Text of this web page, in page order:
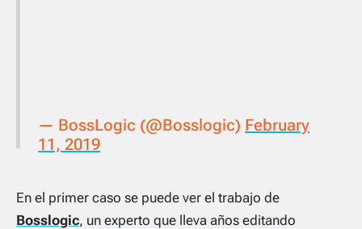
— BossLogic (@Bosslogic) February
11, 2019
En el primer caso se puede ver el trabajo de
Bosslogic, un experto que lleva años editando